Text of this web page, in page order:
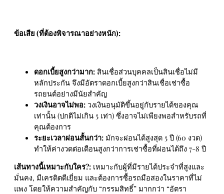
ข้อเสีย (ที่ต้องพิจารณาอย่างหนัก):
ดอกเบี้ยสูงกว่ามาก: สินเชื่อส่วนบุคคลเป็นสินเชื่อไม่มี
หลักประกัน จึงมีอัตราดอกเบี้ยสูงกว่าสินเชื่อเช่าซื้อ
รถยนต์อย่างมีนัยสำคัญ
วงเงินอาจไม่พอ: วงเงินอนุมัติขึ้นอยู่กับรายได้ของคุณ
เท่านั้น (ปกติไม่เกิน 5 เท่า) ซึ่งอาจไม่เพียงพอสำหรับรถที่
คุณต้องการ
ระยะเวลาผ่อนสั้นกว่า: มักจะผ่อนได้สูงสุด 5 ปี (60 งวด)
ทำให้ค่างวดต่อเดือนสูงกว่าการเช่าซื้อที่ผ่อนได้ถึง 7-8 ปี
เส้นทางนี้เหมาะกับใคร?: เหมาะกับผู้ที่มีรายได้ประจำที่สูงและ
มั่นคง, มีเครดิตดีเยี่ยม และต้องการซื้อรถมือสองในราคาที่ไม่
แพง โดยให้ความสำคัญกับ “กรรมสิทธิ์” มากกว่า “อัตรา